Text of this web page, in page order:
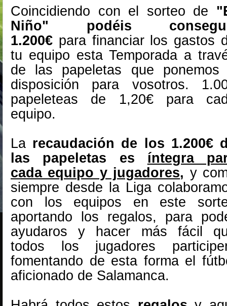
Coincidiendo con el sorteo de
Niño" podéis
1.200€ para financiar los gastos
tu equipo esta Temporada a
de las papeletas que ponemos
disposición para vosotros.
papeleteas de 1,20€ para
equipo.
La recaudación de los 1.200€
las papeletas es íntegra
cada equipo y jugadores, y
siempre desde la Liga
con los equipos en este
aportando los regalos, para
ayudaros y hacer más fácil
todos los jugadores
fomentando de esta forma el
aficionado de Salamanca.